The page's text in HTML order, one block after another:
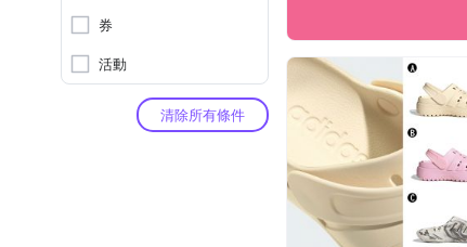
券
活動
清除所有條件